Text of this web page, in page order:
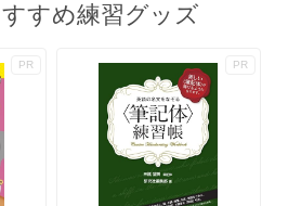
すめ練習グッズ